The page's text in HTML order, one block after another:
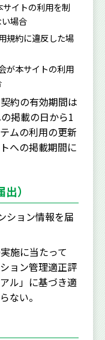
イトの利用を制
場合
規約に違反した場
が本サイトの利用
約の有効期間は
掲載の日から1
ムの利用の更新
への掲載期間に
）
ション情報を届
施に当たって
ョン管理適正評
ル」に基づき適
ない。